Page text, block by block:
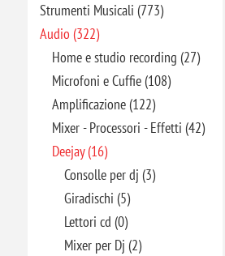
Strumenti Musicali (773)
Audio (322)
Home e studio recording (27)
Microfoni e Cuffie (108)
Amplificazione (122)
Mixer - Processori - Effetti (42)
Deejay (16)
Consolle per dj (3)
Giradischi (5)
Lettori cd (0)
Mixer per Dj (2)